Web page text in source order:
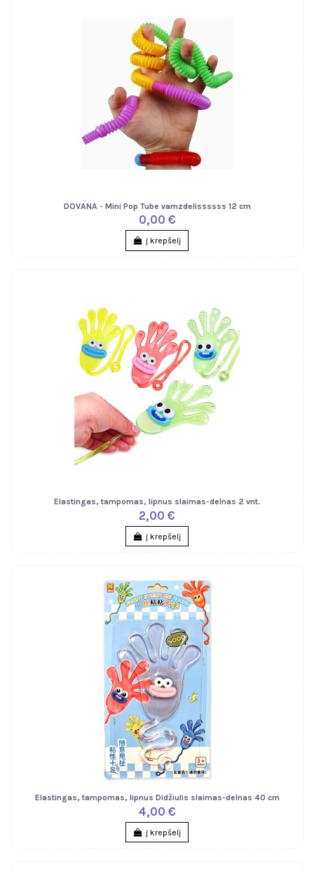
DOVANA - Mini Pop Tube vamzdelissssss 12 cm
0,00 €
Į krepšelį
Elastingas, tampomas, lipnus slaimas-delnas 2 vnt.
2,00 €
Į krepšelį
Elastingas, tampomas, lipnus Didžiulis slaimas-delnas 40 cm
4,00 €
Į krepšelį